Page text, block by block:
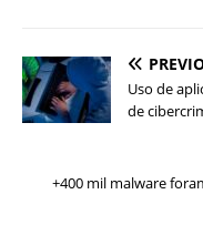
Uso de
de
+400 mil malware